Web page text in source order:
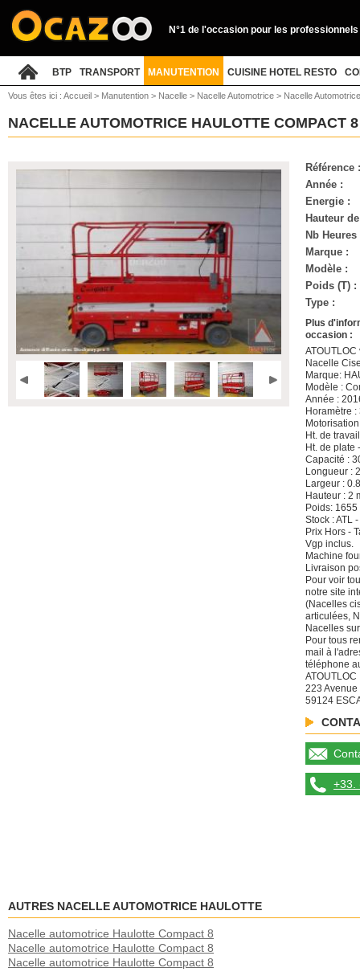
N°1 de l'occasion pour les professionnels
BTP TRANSPORT MANUTENTION CUISINE HOTEL RESTO
Vous êtes ici : Accueil > Manutention > Nacelle > Nacelle Automotrice > Nacelle
NACELLE AUTOMOTRICE HAULOTTE COMPACT
Référence :
Année :
Energie :
Hauteur
Nb Heures
Marque :
Modèle :
Poids (T) :
Type :
Plus
occasion :
Nacelle
Marque:
Modèle :
Année :
Horamètre
Ht. de
Ht. de plate
Capacité :
Longueur :
Largeur :
Hauteur : 2
Poids: 1655
Stock : ATL
Prix Hors -
Vgp inclus.
Machine
Livraison
Pour voir
notre site
(Nacelles
articulées,
Nacelles
Pour tous
mail à
téléphone
ATOUTLOC
223
59124
+33.
AUTRES NACELLE AUTOMOTRICE HAULOTTE
Nacelle automotrice Haulotte Compact 8
Nacelle automotrice Haulotte Compact 8
Nacelle automotrice Haulotte Compact 8